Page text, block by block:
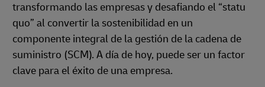
transformando las empresas y desafiando el “statu
quo” al convertir la sostenibilidad en un
componente integral de la gestión de la cadena de
suministro (SCM). A día de hoy, puede ser un factor
clave para el éxito de una empresa.